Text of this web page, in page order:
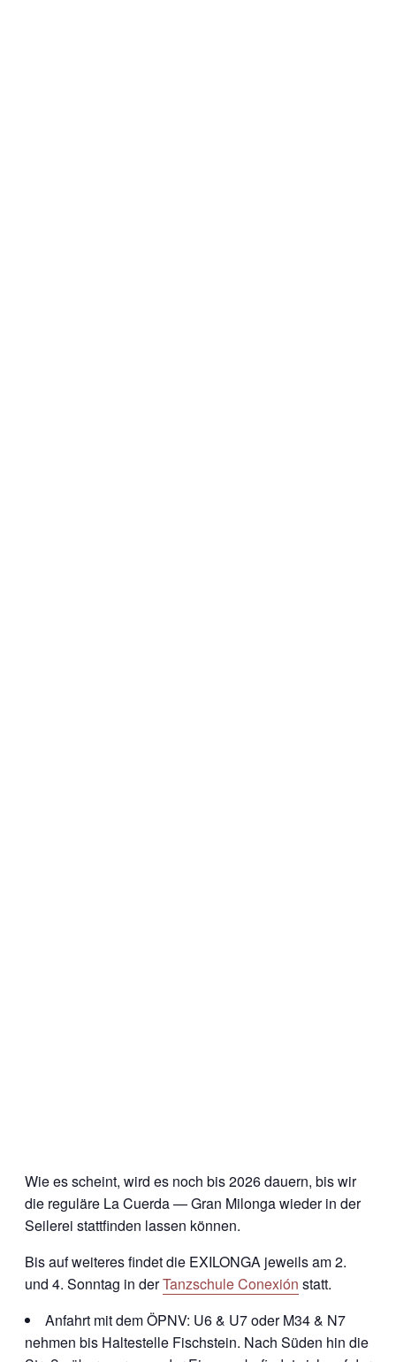
Wie es scheint, wird es noch bis 2026 dauern, bis wir
die reguläre La Cuerda — Gran Milonga wieder in der
Seilerei stattfinden lassen können.
Bis auf weiteres findet die EXILONGA jeweils am 2.
und 4. Sonntag in derTanzschule Conexión statt.
Anfahrt mit dem ÖPNV: U6 & U7 oder M34 & N7
nehmen bis Haltestelle Fischstein. Nach Süden hin die